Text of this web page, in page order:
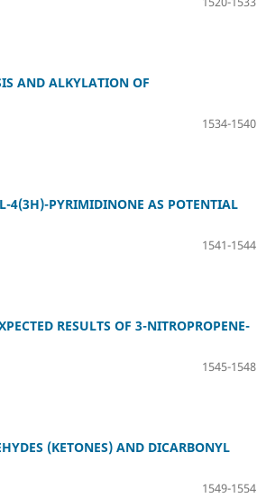
AND ALKYLATION OF
1534-1540
4(3H)-PYRIMIDINONE AS POTENTIAL
1541-1544
RESULTS OF 3-NITROPROPENE-
1545-1548
(KETONES) AND DICARBONYL
1549-1554